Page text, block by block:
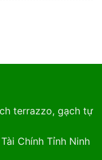
terrazzo, gạch tự
Chính Tỉnh Ninh